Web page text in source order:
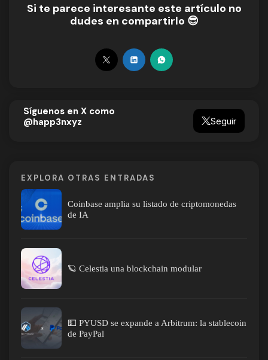
Si te parece interesante este artículo no
dudes en compartirlo 😎
Síguenos en X como
@happ3nxyz
Seguir
EXPLORA OTRAS ENTRADAS
Coinbase amplia su listado de criptomonedas
de IA
🪐 Celestia una blockchain modular
💵 PYUSD se expande a Arbitrum: la stablecoin
de PayPal